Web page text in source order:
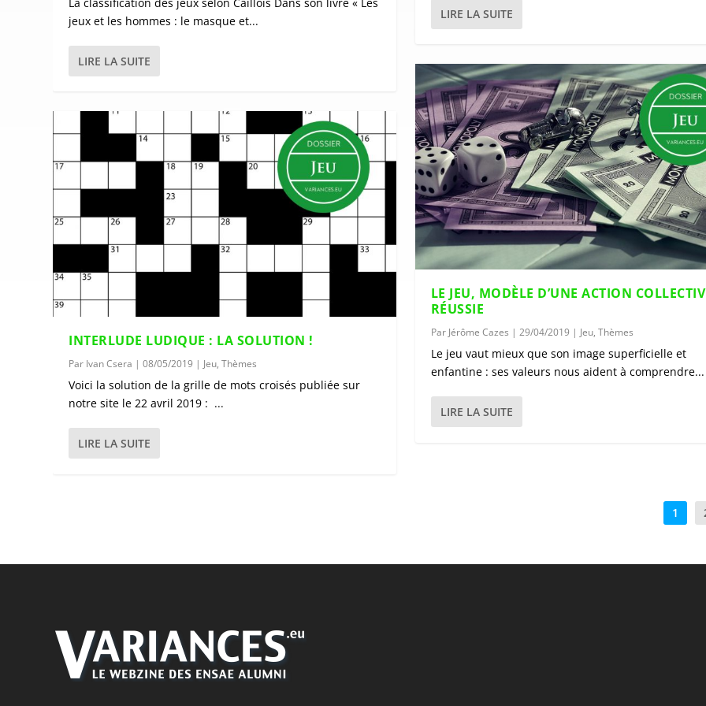
jeux et les hommes : le masque et...
LIRE LA SUITE
INTERLUDE LUDIQUE : LA SOLUTION !
Par Ivan Csera |08/05/2019 | Jeu,Thèmes
Voici la solution de la grille de mots croisés publiée sur
notre site le 22 avril 2019 : ...
LIRE LA SUITE
LIRE LA SUITE
LE JEU, MODÈLE D’UNE ACTION
RÉUSSIE
Par Jérôme Cazes | 29/04/2019 | Jeu, Thèmes
Le jeu vaut mieux que son image superficielle et
enfantine : ses valeurs nous aident à comprendre...
LIRE LA SUITE
1